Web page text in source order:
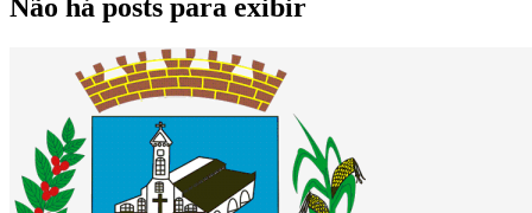
Não há posts para exibir